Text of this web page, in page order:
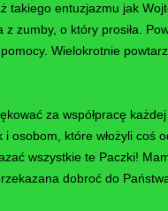
takiego entuzjazmu jak
zumby, o który prosiła.
Wielokrotnie
za współpracę
osobom, które włożyli
wszystkie te Paczki!
dobroć do